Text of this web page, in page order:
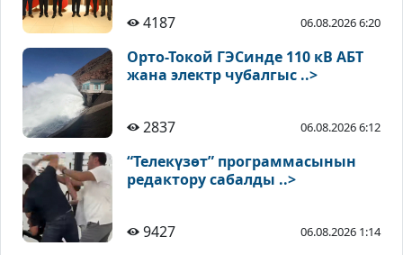
4187
06.08.2026 6:20
Орто-Токой ГЭСинде 110 кВ АБТ
жана электр чубалгыс ..>
2837 06.08.2026 6:12
“Телекүзөт” программасынын
редактору сабалды ..>
9427 06.08.2026 1:14